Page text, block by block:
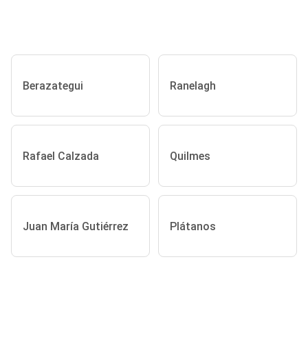
Berazategui Ranelagh
Rafael Calzada Quilmes
Juan María Gutiérrez Plátanos